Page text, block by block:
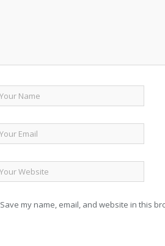
Save my name, email, and website in this